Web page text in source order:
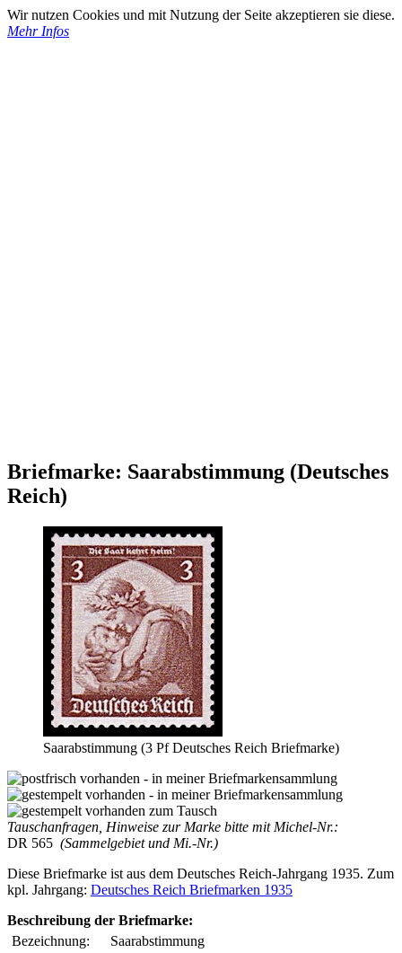
Wir nutzen Cookies und mit Nutzung der Seite akzeptieren sie diese.
Mehr Infos
Briefmarke: Saarabstimmung (Deutsches
Reich)
Saarabstimmung (3 Pf Deutsches Reich Briefmarke)
Tauschanfragen, Hinweise zur Marke bitte mit Michel-Nr.:
DR 565 (Sammelgebiet und Mi.-Nr.)
Diese Briefmarke ist aus dem Deutsches Reich-Jahrgang 1935. Zum
kpl. Jahrgang: Deutsches Reich Briefmarken 1935
Beschreibung der Briefmarke:
Bezeichnung:
Saarabstimmung